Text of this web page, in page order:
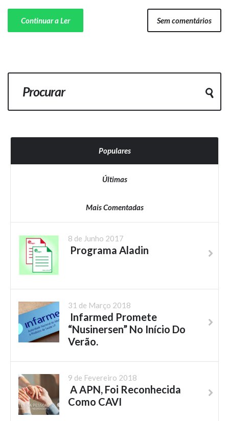
Continuar a Ler Sem comentários
Populares
Últimas
Mais Comentadas
8 de Junho 2017
Programa Aladin
31 de Março 2018
Infarmed Promete
“Nusinersen” No Início Do
Verão.
9 de Fevereiro 2018
A APN, Foi Reconhecida
Como CAVI